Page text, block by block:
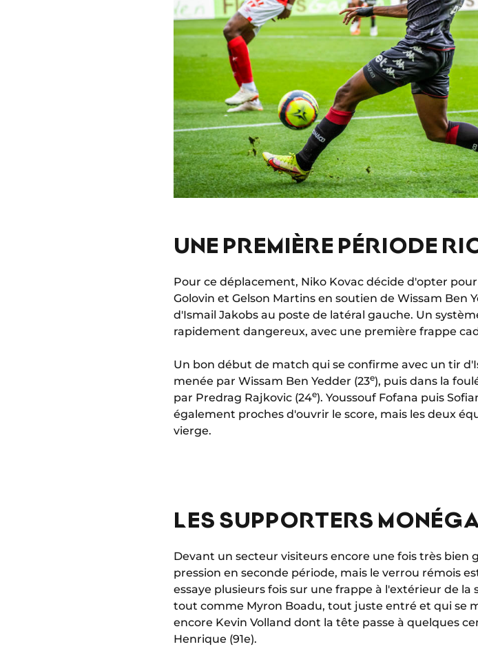
UNE PREMIÈRE PÉRIODE
Pour ce déplacement, Niko Kovac décide d'opter
Golovin et Gelson Martins en soutien de Wissam Ben
d'Ismail Jakobs au poste de latéral gauche. Un
rapidement dangereux, avec une première frappe
Un bon début de match qui se confirme avec un tir
menée par Wissam Ben Yedder (23e), puis dans la
par Predrag Rajkovic (24e). Youssouf Fofana puis
également proches d'ouvrir le score, mais les deux
vierge.
LES SUPPORTERS
Devant un secteur visiteurs encore une fois très bien
pression en seconde période, mais le verrou rémois
essaye plusieurs fois sur une frappe à l'extérieur de la
tout comme Myron Boadu, tout juste entré et qui se
encore Kevin Volland dont la tête passe à quelques
Henrique (91e).